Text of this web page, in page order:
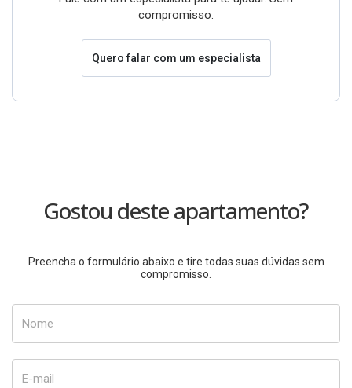
compromisso.
Quero falar com um especialista
Gostou deste apartamento?
Preencha o formulário abaixo e tire todas suas dúvidas sem
compromisso.